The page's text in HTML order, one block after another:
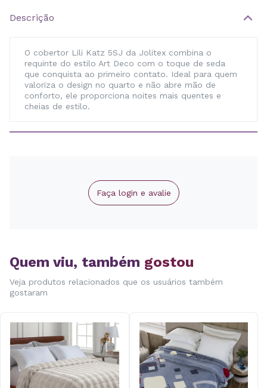
Descrição
O cobertor Lili Katz 5SJ da Jolitex combina o
requinte do estilo Art Deco com o toque de seda
que conquista ao primeiro contato. Ideal para quem
valoriza o design no quarto e não abre mão de
conforto, ele proporciona noites mais quentes e
cheias de estilo.
Faça login e avalie
Quem viu, também gostou
Veja produtos relacionados que os usuários também
gostaram